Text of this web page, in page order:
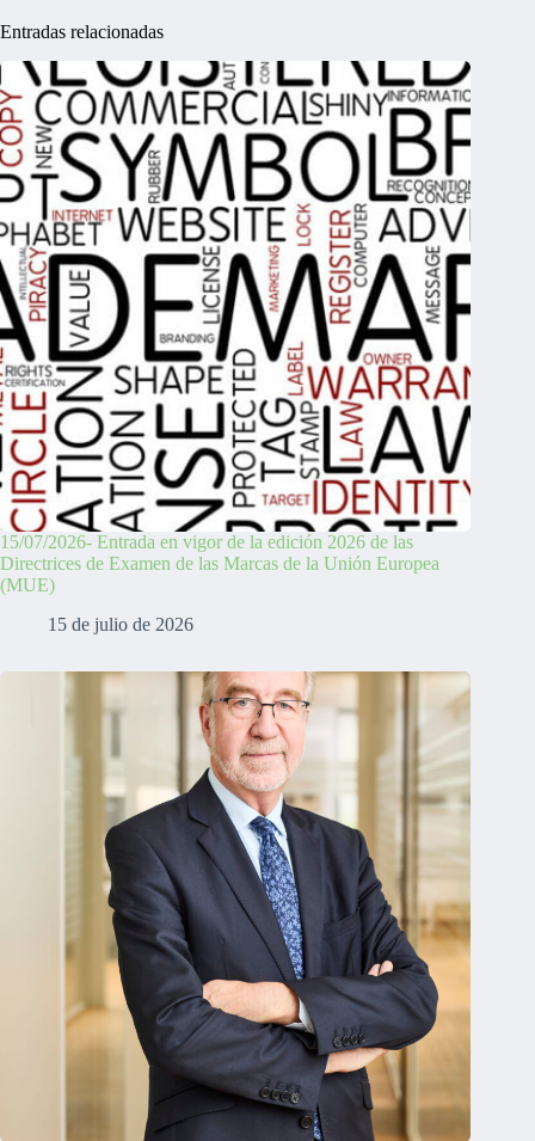
Entradas relacionadas
15/07/2026- Entrada en vigor de la edición 2026 de las
Directrices de Examen de las Marcas de la Unión Europea
(MUE)
15 de julio de 2026